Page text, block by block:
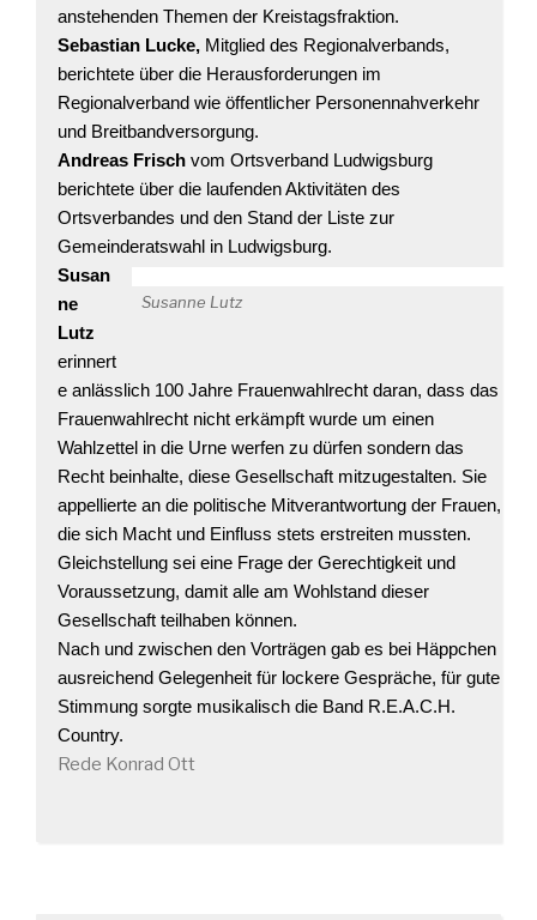
anstehenden Themen der Kreistagsfraktion.
Sebastian Lucke, Mitglied des Regionalverbands,
berichtete über die Herausforderungen im
Regionalverband wie öffentlicher Personennahverkehr
und Breitbandversorgung.
Andreas Frisch vom Ortsverband Ludwigsburg
berichtete über die laufenden Aktivitäten des
Ortsverbandes und den Stand der Liste zur
Gemeinderatswahl in Ludwigsburg.
Susanne Lutz
Susan
ne
Lutz
erinnert
e anlässlich 100 Jahre Frauenwahlrecht daran, dass das
Frauenwahlrecht nicht erkämpft wurde um einen
Wahlzettel in die Urne werfen zu dürfen sondern das
Recht beinhalte, diese Gesellschaft mitzugestalten. Sie
appellierte an die politische Mitverantwortung der Frauen,
die sich Macht und Einfluss stets erstreiten mussten.
Gleichstellung sei eine Frage der Gerechtigkeit und
Voraussetzung, damit alle am Wohlstand dieser
Gesellschaft teilhaben können.
Nach und zwischen den Vorträgen gab es bei Häppchen
ausreichend Gelegenheit für lockere Gespräche, für gute
Stimmung sorgte musikalisch die Band R.E.A.C.H.
Country.
Rede Konrad Ott